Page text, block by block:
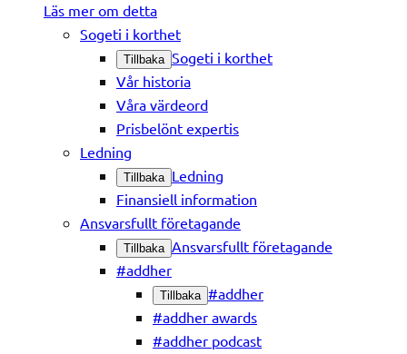
Läs mer om detta
Sogeti i korthet
Tillbaka Sogeti i korthet
Vår historia
Våra värdeord
Prisbelönt expertis
Ledning
Tillbaka Ledning
Finansiell information
Ansvarsfullt företagande
Tillbaka Ansvarsfullt företagande
#addher
Tillbaka #addher
#addher awards
#addher podcast